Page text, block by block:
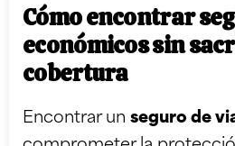
Cómo encontrar
económicos sin
cobertura
Encontrar un seguro de